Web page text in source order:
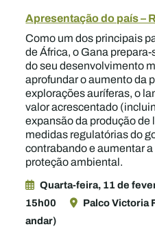
Apresentação do país –
Como um dos principais
de África, o Gana
do seu desenvolvimento
aprofundar o aumento da
explorações auríferas, o
valor acrescentado
expansão da produção de
medidas regulatórias do
contrabando e aumentar
proteção ambiental.
Quarta-feira, 11 de
15h00
Palco Victoria
andar)